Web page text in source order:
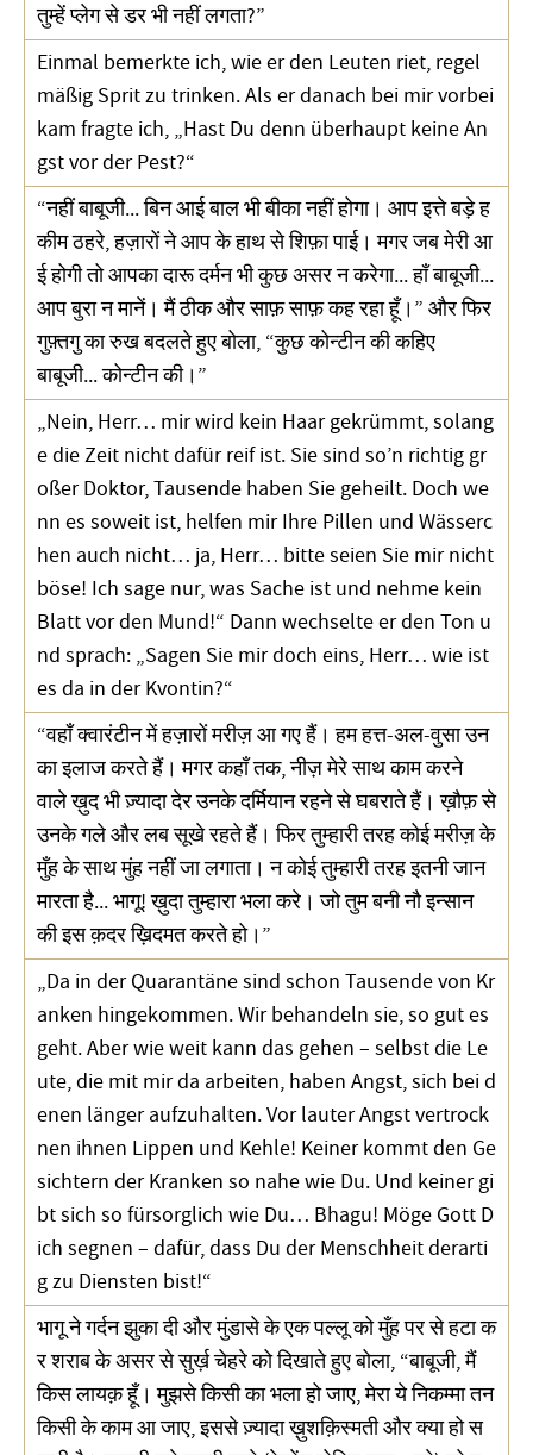
तुम्हें प्लेग से डर भी नहीं लगता?”
Einmal bemerkte ich, wie er den Leuten riet, regel
mäßig Sprit zu trinken. Als er danach bei mir vorbei
kam fragte ich, „Hast Du denn überhaupt keine An
gst vor der Pest?“
“नहीं बाबूजी... बिन आई बाल भी बीका नहीं होगा। आप इत्ते बड़े ह
कीम ठहरे, हज़ारों ने आप के हाथ से शिफ़ा पाई। मगर जब मेरी आ
ई होगी तो आपका दारू दर्मन भी कुछ असर न करेगा... हाँ बाबूजी...
आप बुरा न मानें। मैं ठीक और साफ़ साफ़ कह रहा हूँ।” और फिर
गुफ़्तगु का रुख बदलते हुए बोला, “कुछ कोन्टीन की कहिए
बाबूजी... कोन्टीन की।”
„Nein, Herr… mir wird kein Haar gekrümmt, solang
e die Zeit nicht dafür reif ist. Sie sind so’n richtig gr
oßer Doktor, Tausende haben Sie geheilt. Doch we
nn es soweit ist, helfen mir Ihre Pillen und Wässerc
hen auch nicht… ja, Herr… bitte seien Sie mir nicht
böse! Ich sage nur, was Sache ist und nehme kein
Blatt vor den Mund!“ Dann wechselte er den Ton u
nd sprach: „Sagen Sie mir doch eins, Herr… wie ist
es da in der Kvontin?“
“वहाँ क्वारंटीन में हज़ारों मरीज़ आ गए हैं। हम हत्त-अल-वुसा उन
का इलाज करते हैं। मगर कहाँ तक, नीज़ मेरे साथ काम करने
वाले ख़ुद भी ज़्यादा देर उनके दर्मियान रहने से घबराते हैं। ख़ौफ़ से
उनके गले और लब सूखे रहते हैं। फिर तुम्हारी तरह कोई मरीज़ के
मुँह के साथ मुंह नहीं जा लगाता। न कोई तुम्हारी तरह इतनी जान
मारता है... भागू! ख़ुदा तुम्हारा भला करे। जो तुम बनी नौ इन्सान
की इस क़दर ख़िदमत करते हो।”
„Da in der Quarantäne sind schon Tausende von Kr
anken hingekommen. Wir behandeln sie, so gut es
geht. Aber wie weit kann das gehen – selbst die Le
ute, die mit mir da arbeiten, haben Angst, sich bei d
enen länger aufzuhalten. Vor lauter Angst vertrock
nen ihnen Lippen und Kehle! Keiner kommt den Ge
sichtern der Kranken so nahe wie Du. Und keiner gi
bt sich so fürsorglich wie Du… Bhagu! Möge Gott D
ich segnen – dafür, dass Du der Menschheit derarti
g zu Diensten bist!“
भागू ने गर्दन झुका दी और मुंडासे के एक पल्लू को मुँह पर से हटा क
र शराब के असर से सुर्ख़ चेहरे को दिखाते हुए बोला, “बाबूजी, मैं
किस लायक़ हूँ। मुझसे किसी का भला हो जाए, मेरा ये निकम्मा तन
किसी के काम आ जाए, इससे ज़्यादा ख़ुशक़िस्मती और क्या हो स